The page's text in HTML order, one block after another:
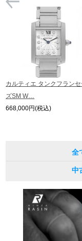
カルティエ タンクフランセ
ズSM W…
668,000円(税込)
全
中